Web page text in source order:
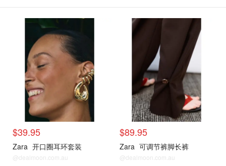
$39.95
Zara 开口圈耳环套装
@dealmoon.com.au
$89.95
Zara 可调节裤脚长裤
@dealmoon.com.au